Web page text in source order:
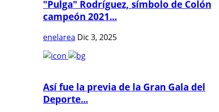
"Pulga" Rodríguez, símbolo de Colón
campeón 2021...
enelarea Dic 3, 2025
Así fue la previa de la Gran Gala del
Deporte...